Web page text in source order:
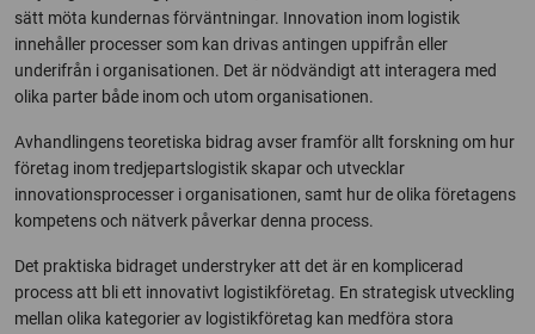
sätt möta kundernas förväntningar. Innovation inom logistik
innehåller processer som kan drivas antingen uppifrån eller
underifrån i organisationen. Det är nödvändigt att interagera med
olika parter både inom och utom organisationen.
Avhandlingens teoretiska bidrag avser framför allt forskning om hur
företag inom tredjepartslogistik skapar och utvecklar
innovationsprocesser i organisationen, samt hur de olika företagens
kompetens och nätverk påverkar denna process.
Det praktiska bidraget understryker att det är en komplicerad
process att bli ett innovativt logistikföretag. En strategisk utveckling
mellan olika kategorier av logistikföretag kan medföra stora